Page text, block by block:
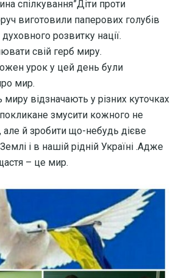
спілкування”Діти проти
виготовили паперових голубів
розвитку нації.
свій герб миру.
урок у цей день були
мир.
відзначають у різних куточках
змусити кожного не
але й зробити що-небудь дієве
і в нашій рідній Україні .Адже
– це мир.